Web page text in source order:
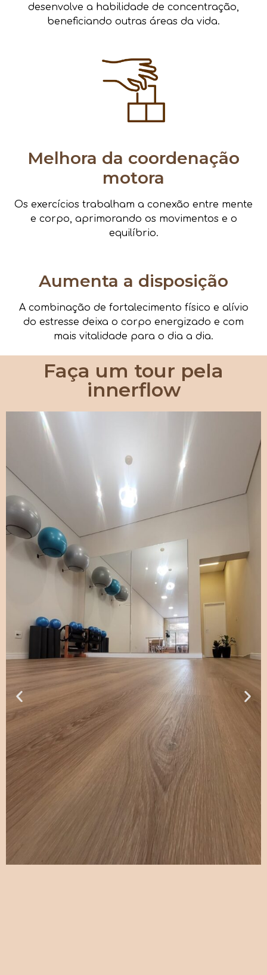
desenvolve a habilidade de concentração,
beneficiando outras áreas da vida.
Melhora da coordenação
motora
Os exercícios trabalham a conexão entre mente
e corpo, aprimorando os movimentos e o
equilíbrio.
Aumenta a disposição
A combinação de fortalecimento físico e alívio
do estresse deixa o corpo energizado e com
mais vitalidade para o dia a dia.
Faça um tour pela
innerflow